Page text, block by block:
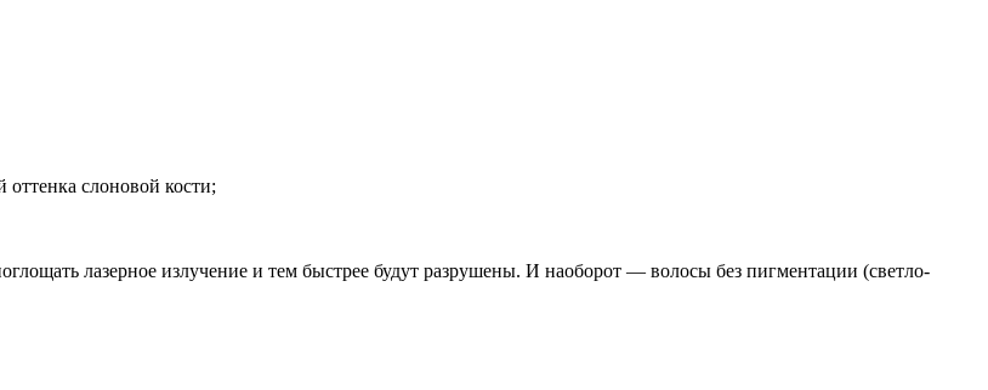
слоновой кости;
лазерное излучение и тем быстрее будут разрушены. И наоборот — волосы без пигментации (светло-